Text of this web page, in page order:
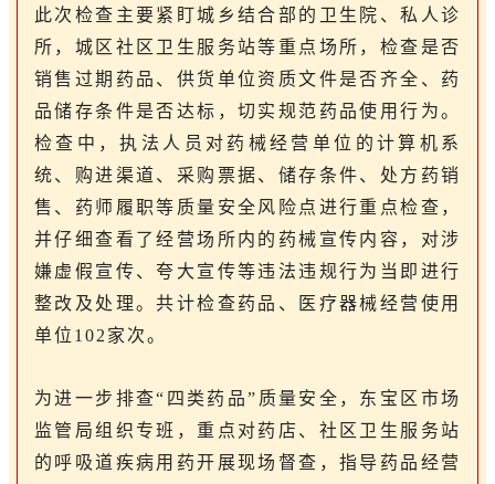
此次检查主要紧盯城乡结合部的卫生院、私人诊
所，城区社区卫生服务站等重点场所，检查是否
销售过期药品、供货单位资质文件是否齐全、药
品储存条件是否达标，切实规范药品使用行为。
检查中，执法人员对药械经营单位的计算机系
统、购进渠道、采购票据、储存条件、处方药销
售、药师履职等质量安全风险点进行重点检查，
并仔细查看了经营场所内的药械宣传内容，对涉
嫌虚假宣传、夸大宣传等违法违规行为当即进行
整改及处理。共计检查药品、医疗器械经营使用
单位102家次。
为进一步排查“四类药品”质量安全，东宝区市场
监管局组织专班，重点对药店、社区卫生服务站
的呼吸道疾病用药开展现场督查，指导药品经营